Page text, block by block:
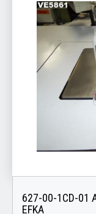
627-00-1CD-01
EFKA